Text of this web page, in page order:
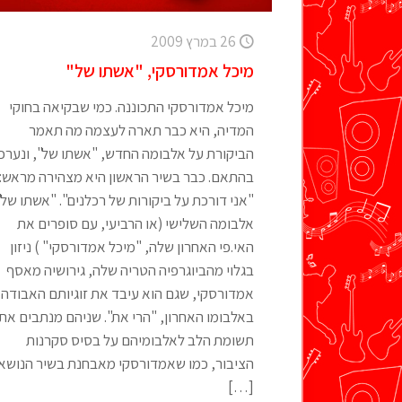
26 במרץ 2009
מיכל אמדורסקי, "אשתו של"
מיכל אמדורסקי התכוננה. כמי שבקיאה בחוקי
המדיה, היא כבר תארה לעצמה מה תאמר
הביקורת על אלבומה החדש, "אשתו של",
בהתאם. כבר בשיר הראשון היא מצהירה מראש:
"אני דורכת על ביקורות של רכלנים". "אשתו
אלבומה השלישי (או הרביעי, עם סופרים את
האי.פי האחרון שלה, "מיכל אמדורסקי" ) ניזון
בגלוי מהביוגרפיה הטריה שלה, גירושיה מאסף
אמדורסקי, שגם הוא עיבד את זוגיותם האבודה
באלבומו האחרון, "הרי את". שניהם מנתבים
תשומת הלב לאלבומיהם על בסיס סקרנות
הציבור, כמו שאמדורסקי מאבחנת בשיר
[…]